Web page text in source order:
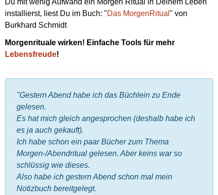
installierst, liest Du im Buch: "Das MorgenRitual " von
Burkhard Schmidt
Morgenrituale wirken! Einfache Tools für mehr
Lebensfreude!
"Gestern Abend habe ich das Büchlein zu Ende
gelesen.
Es hat mich gleich angesprochen (deshalb habe ich
es ja auch gekauft).
Ich habe schon ein paar Bücher zum Thema
Morgen-/Abendritual gelesen. Aber keins war so
schlüssig wie dieses.
Also habe ich gestern Abend schon mal mein
Notizbuch bereitgelegt.